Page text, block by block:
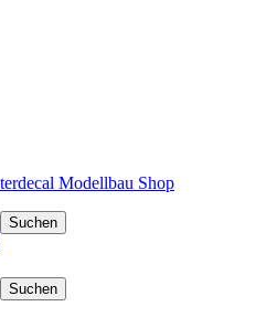
Suchen
Suchen